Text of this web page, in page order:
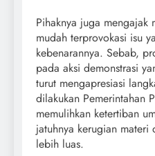
Pihaknya juga mengajak
mudah terprovokasi isu
kebenarannya. Sebab,
pada aksi demonstrasi
turut mengapresiasi
dilakukan Pemerintahan
memulihkan ketertiban
jatuhnya kerugian
lebih luas.